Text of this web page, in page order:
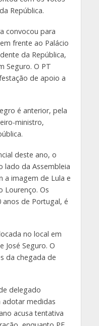
República.
convocou para
frente ao Palácio
da República,
Seguro. O PT
de apoio a
é anterior, pela
ministro,
deste ano, o
lado da Assembleia
a imagem de Lula e
Lourenço. Os
anos de Portugal, é
no local em
José Seguro. O
da chegada de
delegado
adotar medidas
acusa tentativa